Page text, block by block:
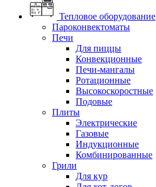
Тепловое оборудование
Пароконвектоматы
Печи
Для пиццы
Конвекционные
Печи-мангалы
Ротационные
Высокоскоростные
Подовые
Плиты
Электрические
Газовые
Индукционные
Комбинированные
Грили
Для кур